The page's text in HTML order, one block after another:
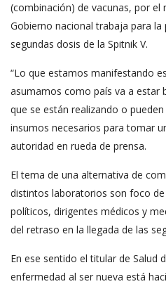
(combinación) de vacunas, por
Gobierno nacional trabaja para la
segundas dosis de la Spitnik V.
“Lo que estamos manifestando
asumamos como país va a estar
que se están realizando o
insumos necesarios para tomar
autoridad en rueda de prensa.
El tema de una alternativa de
distintos laboratorios son foco
políticos, dirigentes médicos y
del retraso en la llegada de las
En ese sentido el titular de Salud
enfermedad al ser nueva está